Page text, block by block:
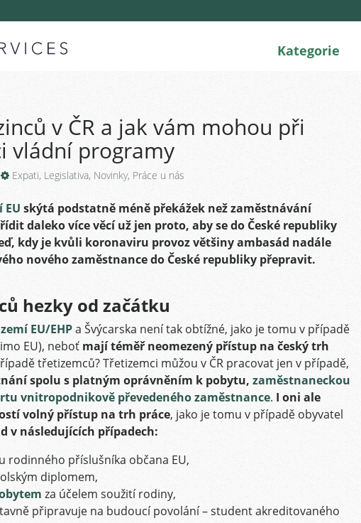
Kategorie
v ČR a jak vám mohou při
vládní programy
Expati, Legislativa, Novinky, Práce u nás
skýtá podstatně méně překážek než zaměstnávání
daleko více věcí už jen proto, aby se do České republiky
kdy je kvůli koronaviru provoz většiny ambasád nadále
nového zaměstnance do České republiky přepravit.
hezky od začátku
EU/EHPa Švýcarska není tak obtížné, jako je tomu v případě
EU), neboť mají téměř neomezený přístup na český trh
třetizemců? Třetizemci můžou v ČR pracovat jen v případě,
spolu s platným oprávněním k pobytu, zaměstnaneckou
vnitropodnikově převedeného zaměstnance. I oni ale
volný přístup na trh práce, jako je tomu v případě obyvatel
v následujících případech:
rodinného příslušníka občana EU,
diplomem,
za účelem soužití rodiny,
připravuje na budoucí povolání – student akreditovaného